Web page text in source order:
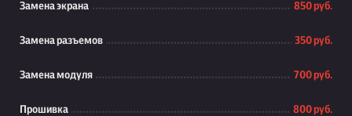
Замена экрана 850 руб.
Замена разъемов 350 руб.
Замена модуля 700 руб.
Прошивка 800 руб.